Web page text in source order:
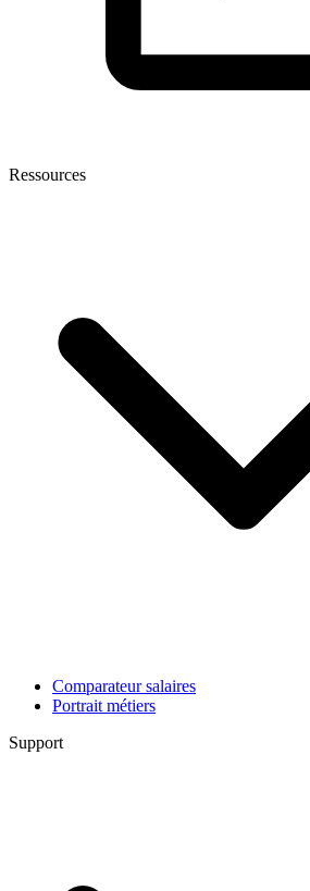
Ressources
Comparateur salaires
Portrait métiers
Support